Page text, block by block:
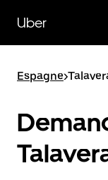
contenu
principal
Uber
Espagne>